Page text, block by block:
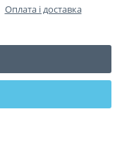
Оплата і доставка